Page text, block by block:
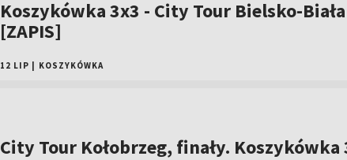
Koszykówka 3x3 - City Tour Bielsko-Biała
[ZAPIS]
12 LIP KOSZYKÓWKA
City Tour Kołobrzeg, finały. Koszykówka